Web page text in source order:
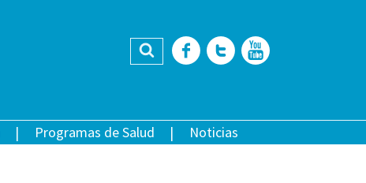
Buscar Facebook
Twitter
Programas de Salud Noticias